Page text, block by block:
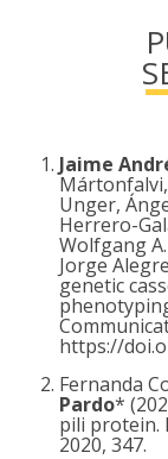
Jaime
Unger,
Herrero-
Wolfgang
Jorge
genetic
https://
Fernanda
Pardo*
pili protein.
2020, 347.